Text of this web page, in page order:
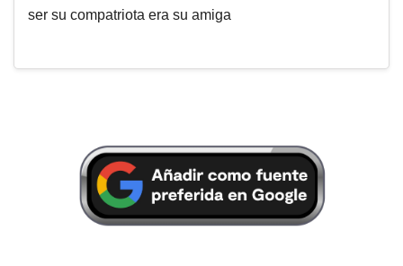
ser su compatriota era su amiga